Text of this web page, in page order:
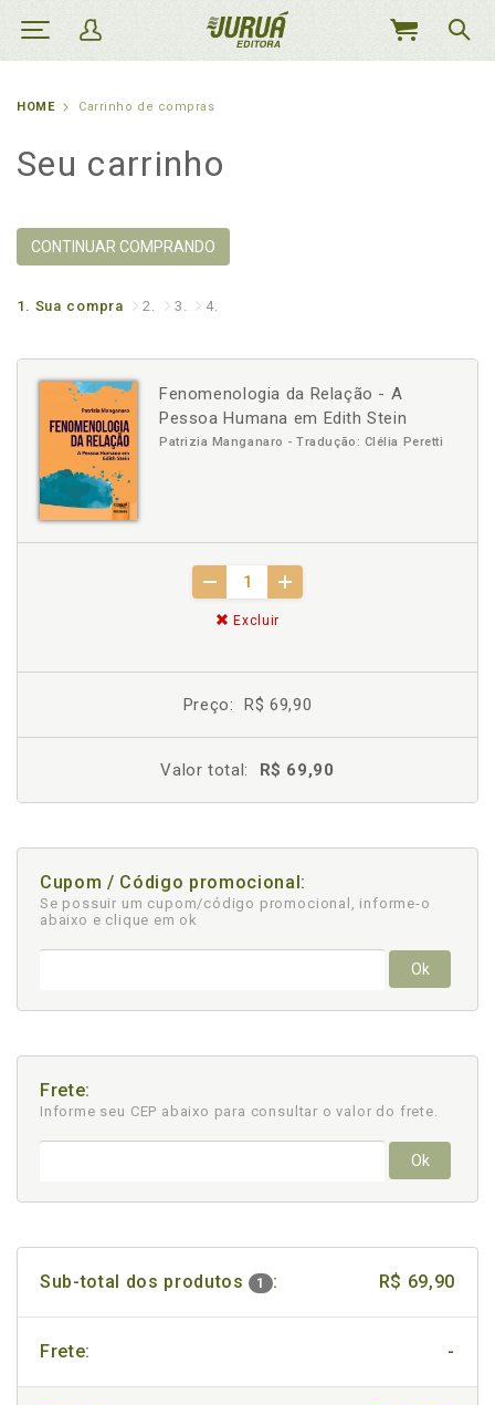
MEU
HOME Carrinho de compras
Seu carrinho
CONTINUAR COMPRANDO
1. Sua compra 2. 3. 4.
Fenomenologia da Relação - A
Pessoa Humana em Edith Stein
Patrizia Manganaro - Tradução: Clélia Peretti
Excluir
Preço: R$ 69,90
Valor total: R$ 69,90
Cupom / Código promocional:
Se possuir um cupom/código promocional, informe-o
abaixo e clique em ok
Ok
Frete:
Informe seu CEP abaixo para consultar o valor do frete.
Ok
Sub-total dos produtos 1 : R$ 69,90
Frete: -